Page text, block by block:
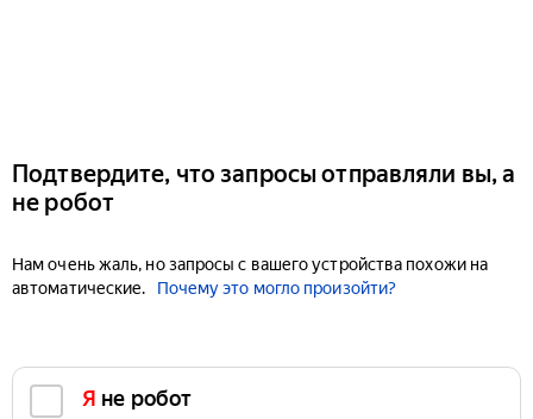
Подтвердите, что запросы отправляли вы, а
не робот
Нам очень жаль, но запросы с вашего устройства похожи на
автоматические.
Почему это могло произойти?
Я не робот